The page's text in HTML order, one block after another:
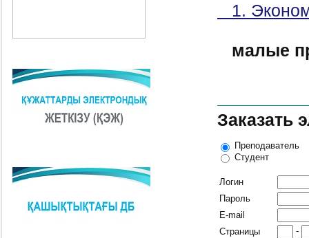
1.
малые
Заказать
Преподаватель
Студент
Логин
Пароль
E-mail
Страницы
-